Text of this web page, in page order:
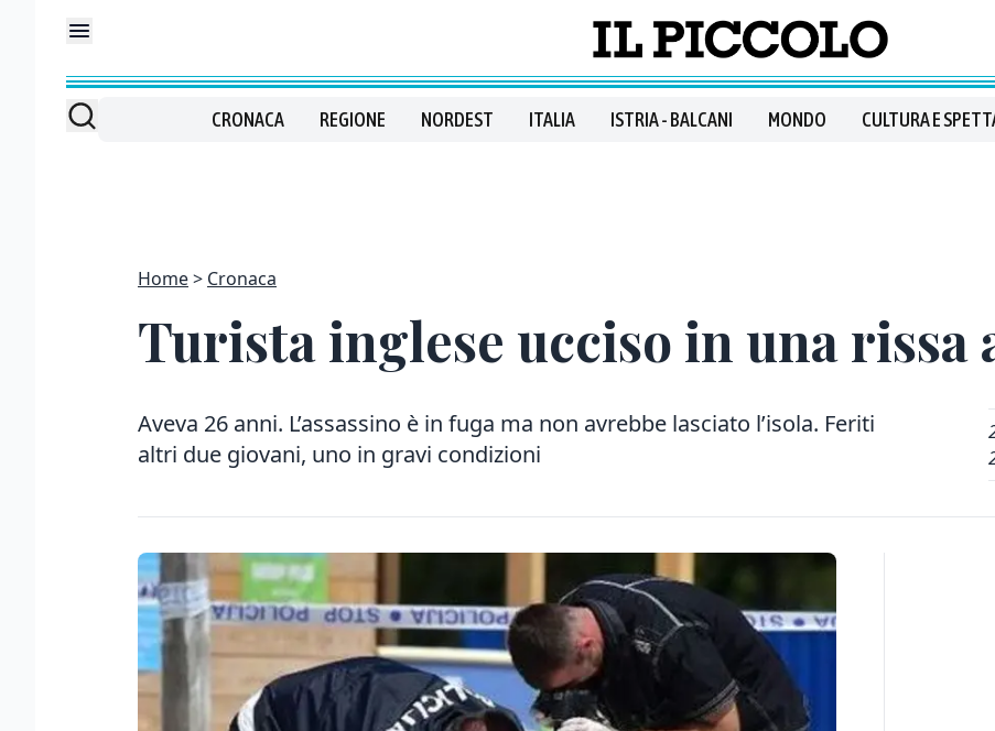
CRONACA REGIONE NORDEST ITALIA ISTRIA - BALCANI MONDO CULTURA E
Home Cronaca
Turista inglese ucciso in una rissa
Aveva 26 anni. L’assassino è in fuga ma non avrebbe lasciato l’isola. Feriti
altri due giovani, uno in gravi condizioni